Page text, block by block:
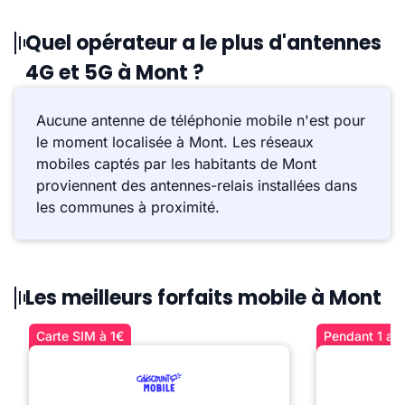
Quel opérateur a le plus d'antennes
4G et 5G à Mont ?
Aucune antenne de téléphonie mobile n'est pour
le moment localisée à Mont. Les réseaux
mobiles captés par les habitants de Mont
proviennent des antennes-relais installées dans
les communes à proximité.
Les meilleurs forfaits mobile à Mont
Carte SIM à 1€ Pendant 1